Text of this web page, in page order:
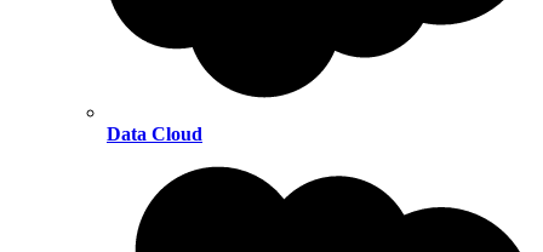
Data Cloud